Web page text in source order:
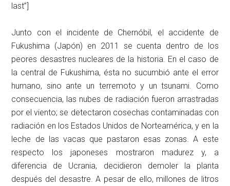
last”]
Junto con el incidente de Chernóbil, el accidente de
Fukushima (Japón) en 2011 se cuenta dentro de los
peores desastres nucleares de la historia. En el caso de
la central de Fukushima, ésta no sucumbió ante el error
humano, sino ante un terremoto y un tsunami. Como
consecuencia, las nubes de radiación fueron arrastradas
por el viento; se detectaron cosechas contaminadas con
radiación en los Estados Unidos de Norteamérica, y en la
leche de las vacas que pastaron esas zonas. A este
respecto los japoneses mostraron madurez y, a
diferencia de Ucrania, decidieron demoler la planta
después del desastre. A pesar de ello, millones de litros